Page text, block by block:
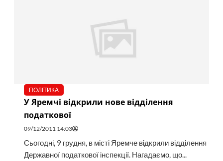
ПОЛІТИКА
У Яремчі відкрили нове відділення
податкової
09/12/2011 14:03
Сьогодні, 9 грудня, в місті Яремче відкрили відділення
Державної податкової інспекції. Нагадаємо, що...